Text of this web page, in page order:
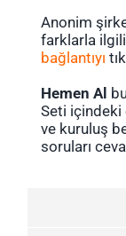
Anonim
farklarla ilgili
bağlantıyı
Hemen Al
Seti içindeki
ve kuruluş
soruları